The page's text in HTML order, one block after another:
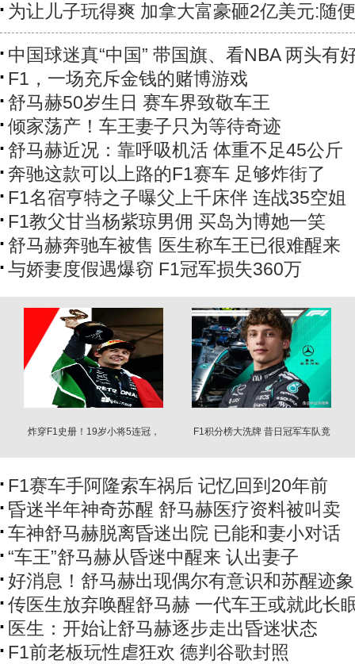
为让儿子玩得爽 加拿大富豪砸2亿美元:随
中国球迷真“中国” 带国旗、看NBA 两头有
F1，一场充斥金钱的赌博游戏
舒马赫50岁生日 赛车界致敬车王
倾家荡产！车王妻子只为等待奇迹
舒马赫近况：靠呼吸机活 体重不足45公斤
奔驰这款可以上路的F1赛车 足够炸街了
F1名宿亨特之子曝父上千床伴 连战35空姐
F1教父甘当杨紫琼男佣 买岛为博她一笑
舒马赫奔驰车被售 医生称车王已很难醒来
与娇妻度假遇爆窃 F1冠军损失360万
炸穿F1史册！19岁小将5连冠，
F1积分榜大洗牌 昔日冠军车队竟
F1赛车手阿隆索车祸后 记忆回到20年前
昏迷半年神奇苏醒 舒马赫医疗资料被叫卖
车神舒马赫脱离昏迷出院 已能和妻小对话
“车王”舒马赫从昏迷中醒来 认出妻子
好消息！舒马赫出现偶尔有意识和苏醒迹象
传医生放弃唤醒舒马赫 一代车王或就此长
医生：开始让舒马赫逐步走出昏迷状态
F1前老板玩性虐狂欢 德判谷歌封照